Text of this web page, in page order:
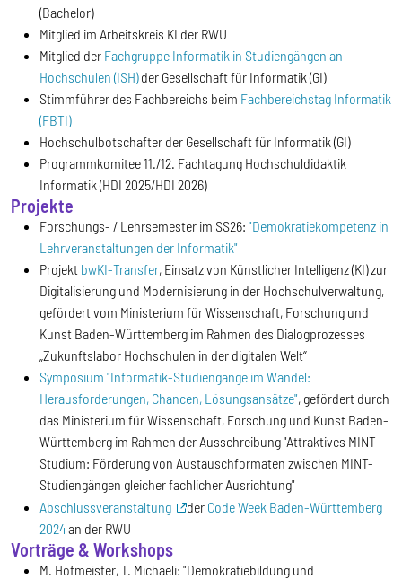
(Bachelor)
Mitglied im Arbeitskreis KI der RWU
Mitglied der Fachgruppe Informatik in Studiengängen an
Hochschulen (ISH)der Gesellschaft für Informatik (GI)
Stimmführer des Fachbereichs beim Fachbereichstag Informatik
(FBTI)
Hochschulbotschafter der Gesellschaft für Informatik (GI)
Programmkomitee 11./12. Fachtagung Hochschuldidaktik
Informatik (HDI 2025/HDI 2026)
Projekte
Forschungs- / Lehrsemester im SS26: "Demokratiekompetenz in
Lehrveranstaltungen der Informatik"
Projekt bwKI-Transfer, Einsatz von Künstlicher Intelligenz (KI) zur
Digitalisierung und Modernisierung in der Hochschul­verwaltung,
gefördert vom Ministerium für Wissenschaft, Forschung und
Kunst Baden-Württemberg im Rahmen des Dialogprozesses
„Zukunftslabor Hochschulen in der digitalen Welt“
Symposium "Informatik-Studiengänge im Wandel:
Herausforderungen, Chancen, Lösungsansätze", gefördert durch
das Ministerium für Wissenschaft, Forschung und Kunst Baden-
Württemberg im Rahmen der Ausschreibung "Attraktives MINT-
Studium: Förderung von Austauschformaten zwischen MINT-
Studiengängen gleicher fachlicher Ausrichtung"
Abschlussveranstaltung
der Code Week Baden-Württemberg
2024an der RWU
Vorträge & Workshops
M. Hofmeister, T. Michaeli: "Demokratiebildung und